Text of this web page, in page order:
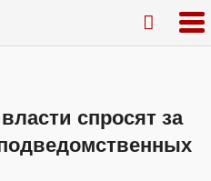
спросят за